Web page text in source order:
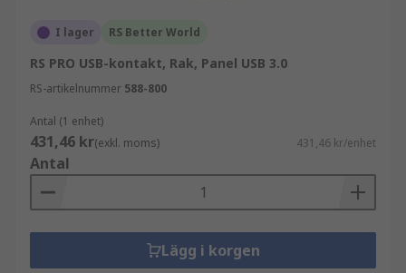
I lager RS Better World
RS PRO USB-kontakt, Rak, Panel USB 3.0
RS-artikelnummer 588-800
Antal (1 enhet)
431,46 kr(exkl. moms) 431,46 kr/enhet
Antal
Lägg i korgen